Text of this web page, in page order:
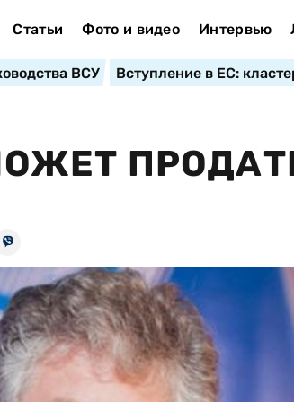
Статьи Фото и видео Интервью
ВСУ Вступление в ЕС: